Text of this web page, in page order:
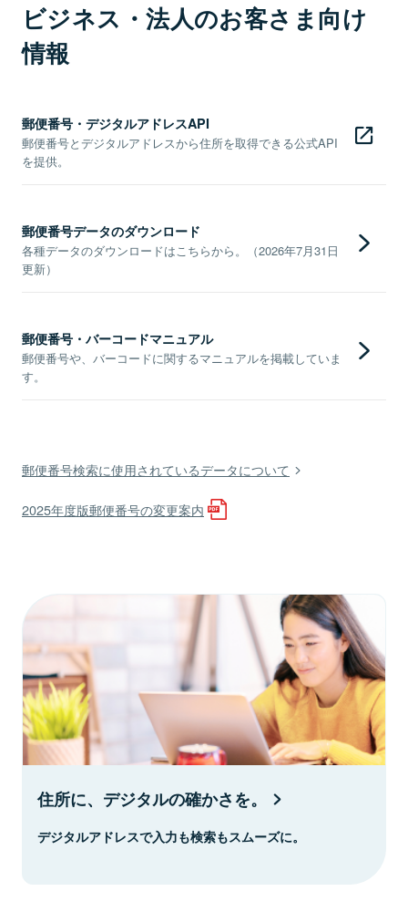
ビジネス・法人のお客さま向け
情報
郵便番号・デジタルアドレスAPI
郵便番号とデジタルアドレスから住所を取得できる公式API
を提供。
郵便番号データのダウンロード
各種データのダウンロードはこちらから。（2026年7月31日
更新）
郵便番号・バーコードマニュアル
郵便番号や、バーコードに関するマニュアルを掲載していま
す。
郵便番号検索に使用されているデータについて
2025年度版郵便番号の変更案内
住所に、デジタルの確かさを。
デジタルアドレスで入力も検索もスムーズに。